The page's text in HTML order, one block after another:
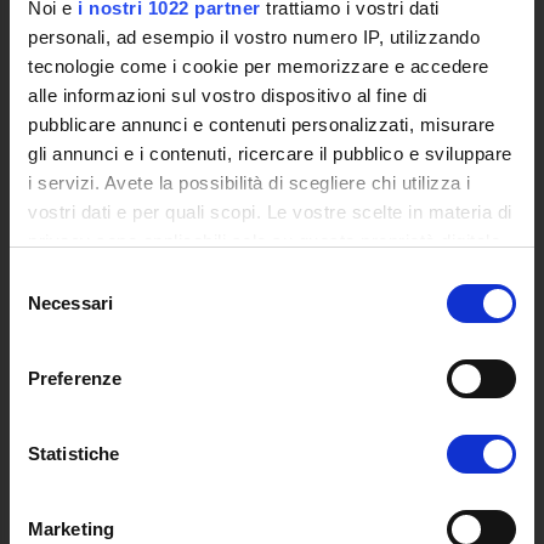
Noi e i nostri 1022 partner trattiamo i vostri dati
personali, ad esempio il vostro numero IP, utilizzando
tecnologie come i cookie per memorizzare e accedere
alle informazioni sul vostro dispositivo al fine di
pubblicare annunci e contenuti personalizzati, misurare
gli annunci e i contenuti, ricercare il pubblico e sviluppare
i servizi. Avete la possibilità di scegliere chi utilizza i
vostri dati e per quali scopi. Le vostre scelte in materia di
modificare o revocare il proprio consenso in qualsiasi
momento dalla Dichiarazione sui cookie o facendo clic
raccogliere informazioni sulla tua posizione
geografica, con un'approssimazione di qualche
Identificare il tuo dispositivo, scansionandolo
delNecessari
Preferenze
Statistiche
Marketing
Posta Elettronica Certificata - PEC
Bacheca del Rettore
DIDATTICA
Corsi di Laurea
Corsi di Perfezionamento
Dottorato di Ricerca
Certificazioni e Alta Formazione Professionale
Guida alla visualizzazione delle Schede Corso